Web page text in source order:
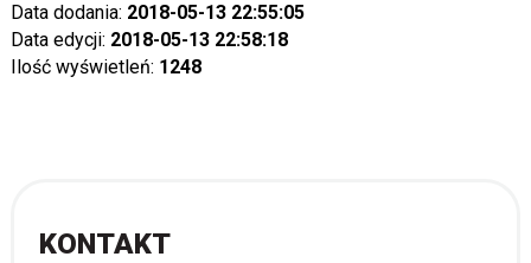
Data dodania: 2018-05-13 22:55:05
Data edycji: 2018-05-13 22:58:18
Ilość wyświetleń: 1248
KONTAKT